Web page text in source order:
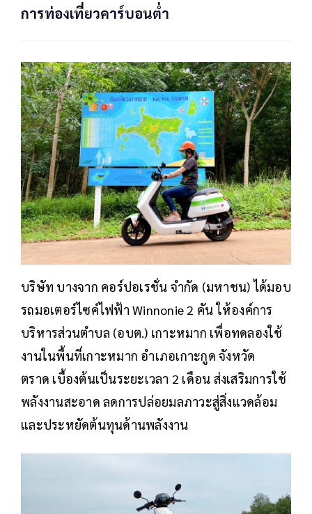
การท่องเที่ยวคาร์บอนต่ำ
บริษัท บางจาก คอร์ปอเรชั่น จำกัด (มหาชน) ได้มอบ
รถมอเตอร์ไซค์ไฟฟ้า Winnonie 2 คัน ให้องค์การ
บริหารส่วนตำบล (อบต.) เกาะหมาก เพื่อทดลองใช้
งานในพื้นที่เกาะหมาก อำเภอเกาะกูด จังหวัด
ตราด เบื้องต้นเป็นระยะเวลา 2 เดือน ส่งเสริมการใช้
พลังงานสะอาด ลดการปล่อยมลภาวะสู่สิ่งแวดล้อม
และประหยัดต้นทุนด้านพลังงาน